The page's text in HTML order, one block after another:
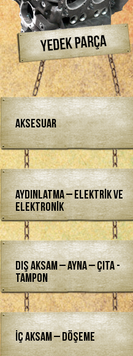
Aksesuar
Aydınlatma – Elektrik ve
Elektronik
Dış Aksam – Ayna – Çıta -
Tampon
İç Aksam – Döşeme